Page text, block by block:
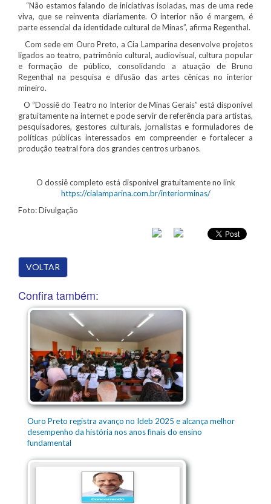
“Não estamos falando de iniciativas isoladas, mas de uma rede
viva, que se reinventa diariamente. O interior não é margem, é
parte essencial da identidade cultural de Minas”, afirma Regenthal.
Com sede em Ouro Preto, a Cia Lamparina desenvolve projetos
ligados ao teatro, patrimônio cultural, audiovisual, cultura popular
e formação de público, consolidando a atuação de Bruno
Regenthal na pesquisa e difusão das artes cênicas no interior
mineiro.
O “Dossiê do Teatro no Interior de Minas Gerais” está disponível
gratuitamente na internet e pode servir de referência para artistas,
pesquisadores, gestores culturais, jornalistas e formuladores de
políticas públicas interessados em compreender e fortalecer a
produção teatral fora dos grandes centros urbanos.
O dossiê completo está disponível gratuitamente no link
https://cialamparina.com.br/interiorminas/
Foto: Divulgação
VOLTAR
Confira também:
Ouro Preto registra avanço no Ideb 2025 e alcança melhor
desempenho da história nos anos finais do ensino
fundamental